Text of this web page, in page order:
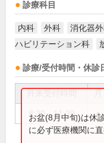
診療科目
内科 外科 消化器
ハビリテーション科
診療/受付時間・休診
8:30～11:30 ●
お盆(8月中旬)は休
に必ず医療機関に